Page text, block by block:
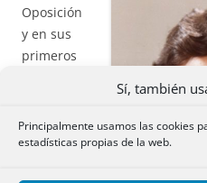
Sí, también
Principalmente usamos las cookies
estadísticas propias de la web.
Oposición
y en sus
primeros
el